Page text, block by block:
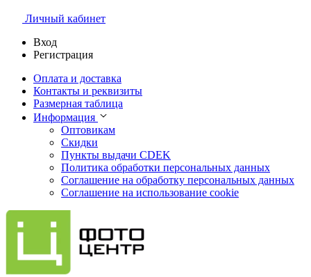
Личный кабинет
Вход
Регистрация
Оплата и доставка
Контакты и реквизиты
Размерная таблица
Информация
Оптовикам
Скидки
Пункты выдачи CDEK
Политика обработки персональных данных
Соглашение на обработку персональных данных
Соглашение на использование cookie